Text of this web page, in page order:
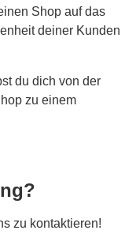
Shop auf das
deiner Kunden
du dich von der
zu einem
zu kontaktieren!